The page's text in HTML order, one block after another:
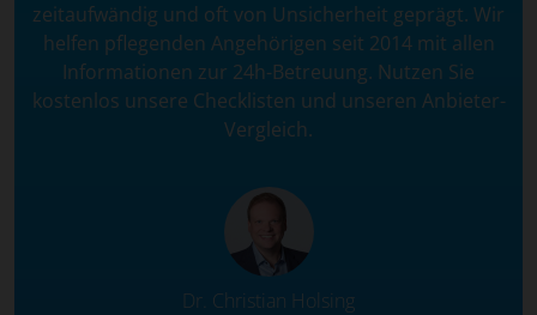
zeitaufwändig und oft von Unsicherheit geprägt. Wir
helfen pflegenden Angehörigen seit 2014 mit allen
Informationen zur 24h-Betreuung. Nutzen Sie
kostenlos unsere Checklisten und unseren Anbieter-
Vergleich.
Dr. Christian Holsing